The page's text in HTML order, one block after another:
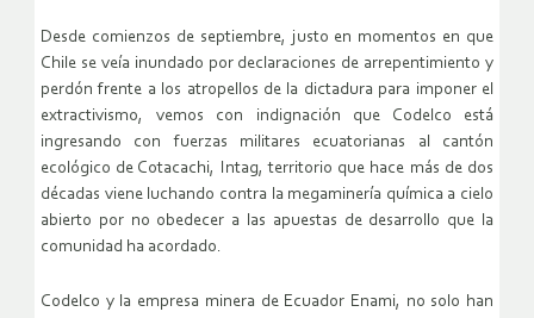
Desde comienzos de septiembre, justo en momentos en que
Chile se veía inundado por declaraciones de arrepentimiento y
perdón frente a los atropellos de la dictadura para imponer el
extractivismo, vemos con indignación que Codelco está
ingresando con fuerzas militares ecuatorianas al cantón
ecológico de Cotacachi, Intag, territorio que hace más de dos
décadas viene luchando contra la megaminería química a cielo
abierto por no obedecer a las apuestas de desarrollo que la
comunidad ha acordado.
Codelco y la empresa minera de Ecuador Enami, no solo han